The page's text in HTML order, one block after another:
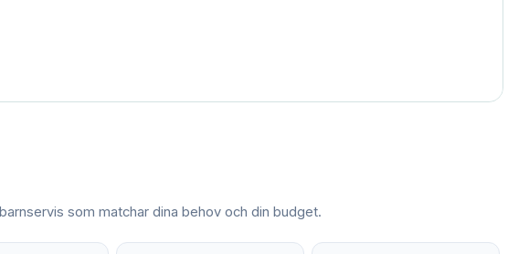
barnservis som matchar dina behov och din budget.